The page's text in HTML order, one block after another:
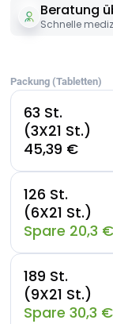
Beratung
Schnelle
Packung (Tabletten)
63 St.
(3X21 St.)
45,39 €
126 St.
(6X21 St.)
Spare 20,3 €
189 St.
(9X21 St.)
Spare 30,3 €